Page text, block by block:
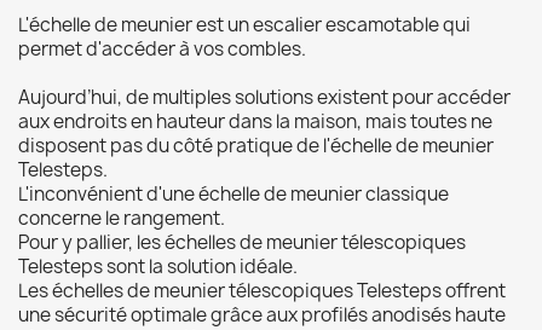
L'échelle de meunier est un escalier escamotable qui
permet d'accéder à vos combles.
Aujourd’hui, de multiples solutions existent pour accéder
aux endroits en hauteur dans la maison, mais toutes ne
disposent pas du côté pratique de l'échelle de meunier
Telesteps.
L'inconvénient d'une échelle de meunier classique
concerne le rangement.
Pour y pallier, les échelles de meunier télescopiques
Telesteps sont la solution idéale.
Les échelles de meunier télescopiques Telesteps offrent
une sécurité optimale grâce aux profilés anodisés haute